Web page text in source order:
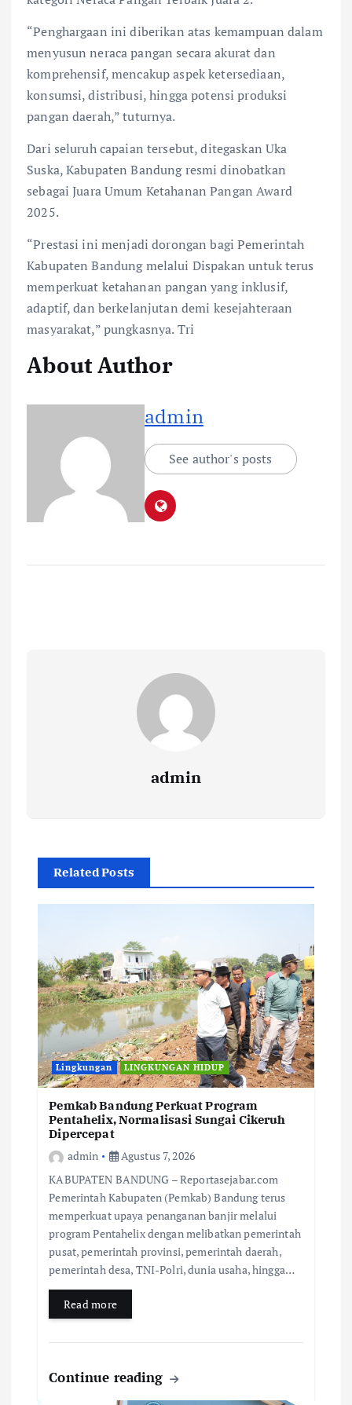
“Penghargaan ini diberikan atas kemampuan dalam
menyusun neraca pangan secara akurat dan
komprehensif, mencakup aspek ketersediaan,
konsumsi, distribusi, hingga potensi produksi
pangan daerah,” tuturnya.
Dari seluruh capaian tersebut, ditegaskan Uka
Suska, Kabupaten Bandung resmi dinobatkan
sebagai Juara Umum Ketahanan Pangan Award
2025.
“Prestasi ini menjadi dorongan bagi Pemerintah
Kabupaten Bandung melalui Dispakan untuk terus
memperkuat ketahanan pangan yang inklusif,
adaptif, dan berkelanjutan demi kesejahteraan
masyarakat,” pungkasnya. Tri
About Author
admin
See author's posts
admin
Related Posts
Lingkungan LINGKUNGAN HIDUP
Pemkab Bandung Perkuat Program
Pentahelix, Normalisasi Sungai Cikeruh
Dipercepat
admin
Agustus 7, 2026
KABUPATEN BANDUNG – Reportasejabar.com
Pemerintah Kabupaten (Pemkab) Bandung terus
memperkuat upaya penanganan banjir melalui
program Pentahelix dengan melibatkan pemerintah
pusat, pemerintah provinsi, pemerintah daerah,
pemerintah desa, TNI-Polri, dunia usaha, hingga…
Read more
Continue reading